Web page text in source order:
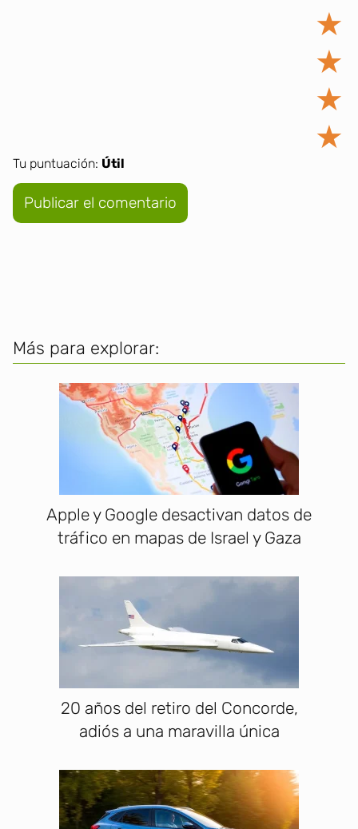
★
★
★
★
Tu puntuación: Útil
Más para explorar:
Apple y Google desactivan datos de
tráfico en mapas de Israel y Gaza
20 años del retiro del Concorde,
adiós a una maravilla única